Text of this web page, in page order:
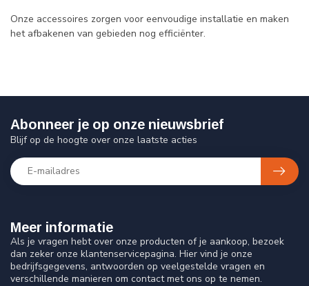
Onze accessoires zorgen voor eenvoudige installatie en maken
het afbakenen van gebieden nog efficiënter.
Meer informatie
Als je vragen hebt over onze producten of je aankoop, bezoek
dan zeker onze klantenservicepagina. Hier vind je onze
bedrijfsgegevens, antwoorden op veelgestelde vragen en
verschillende manieren om contact met ons op te nemen.
Abonneer je op onze nieuwsbrief
Blijf op de hoogte over onze laatste acties